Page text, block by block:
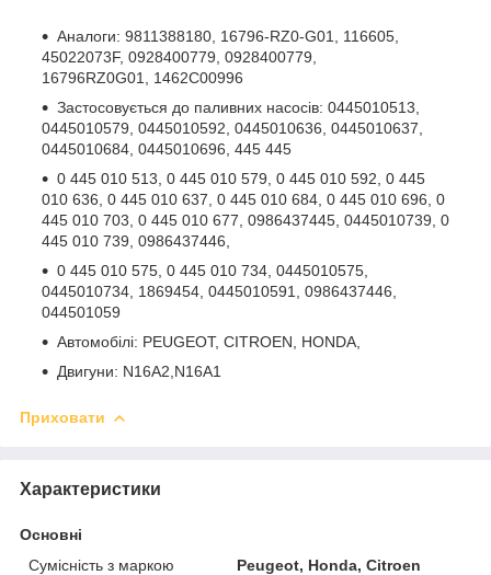
Аналоги: 9811388180, 16796-RZ0-G01, 116605,
45022073F, 0928400779, 0928400779,
16796RZ0G01, 1462C00996
Застосовується до паливних насосів: 0445010513,
0445010579, 0445010592, 0445010636, 0445010637,
0445010684, 0445010696, 445 445
0 445 010 513, 0 445 010 579, 0 445 010 592, 0 445
010 636, 0 445 010 637, 0 445 010 684, 0 445 010 696, 0
445 010 703, 0 445 010 677, 0986437445, 0445010739, 0
445 010 739, 0986437446,
0 445 010 575, 0 445 010 734, 0445010575,
0445010734, 1869454, 0445010591, 0986437446,
044501059
Автомобілі: PEUGEOT, CITROEN, HONDA,
Двигуни: N16A2,N16A1
Приховати
Характеристики
Основні
Сумісність з маркою
Peugeot, Honda, Citroen